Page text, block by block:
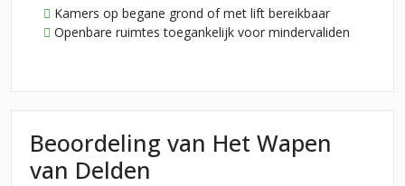
Kamers op begane grond of met lift bereikbaar
Openbare ruimtes toegankelijk voor mindervaliden
Beoordeling van Het Wapen
van Delden